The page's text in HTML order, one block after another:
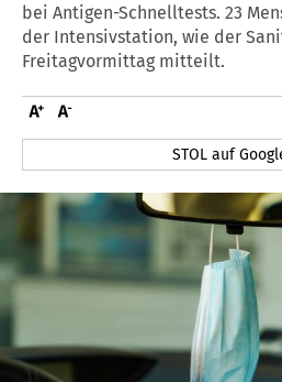
bei Antigen-Schnelltests. 23
der Intensivstation, wie der
Freitagvormittag mitteilt.
STOL auf